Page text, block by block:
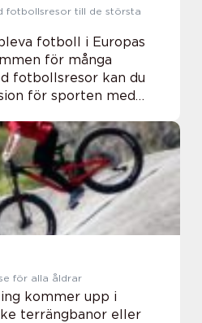
fotbollsresor till de största
fotboll i Europas
för många
fotbollsresor kan du
för sporten med
för alla åldrar
kommer upp i
terrängbanor eller